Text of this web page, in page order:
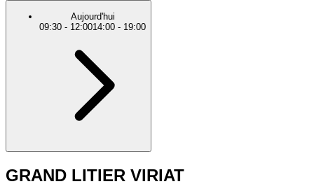
Aujourd'hui
09:30 - 12:0014:00 - 19:00
GRAND LITIER VIRIAT